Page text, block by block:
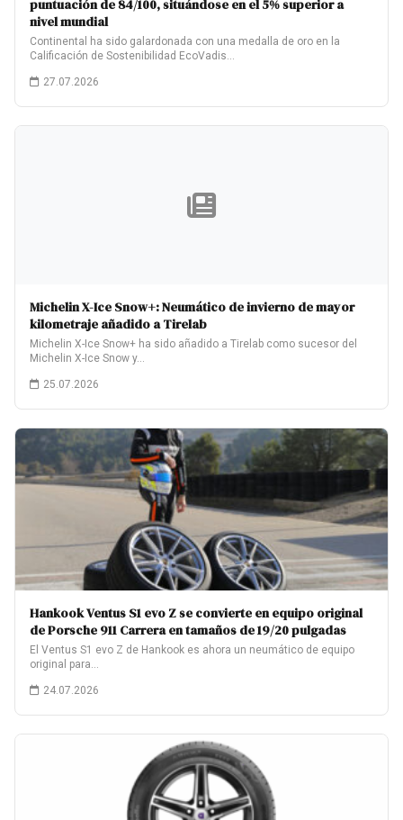
puntuación de 84/100, situándose en el 5% superior a
nivel mundial
Continental ha sido galardonada con una medalla de oro en la
Calificación de Sostenibilidad EcoVadis…
27.07.2026
Michelin X-Ice Snow+: Neumático de invierno de mayor
kilometraje añadido a Tirelab
Michelin X-Ice Snow+ ha sido añadido a Tirelab como sucesor del
Michelin X-Ice Snow y…
25.07.2026
Hankook Ventus S1 evo Z se convierte en equipo original
de Porsche 911 Carrera en tamaños de 19/20 pulgadas
El Ventus S1 evo Z de Hankook es ahora un neumático de equipo
original para…
24.07.2026